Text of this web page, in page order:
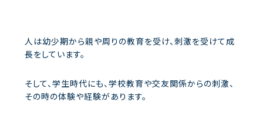
人は幼少期から親や周りの教育を受け、刺激を受けて成
長をしています。
そして、学生時代にも、学校教育や交友関係からの刺激、
その時の体験や経験があります。